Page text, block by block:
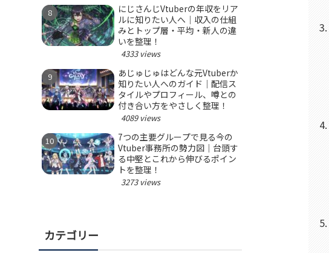
にじさんじVtuberの年収をリア
ルに知りたい人へ｜収入の仕組
みとトップ層・平均・新人の違
いを整理！
4333 views
あじゅじゅはどんな元Vtuberか
知りたい人へのガイド｜配信ス
タイルやプロフィール、噂との
付き合い方をやさしく整理！
4089 views
7つの主要グループで見る今の
Vtuber事務所の勢力図｜台頭す
る中堅とこれから伸びるポイン
トを整理！
3273 views
カテゴリー